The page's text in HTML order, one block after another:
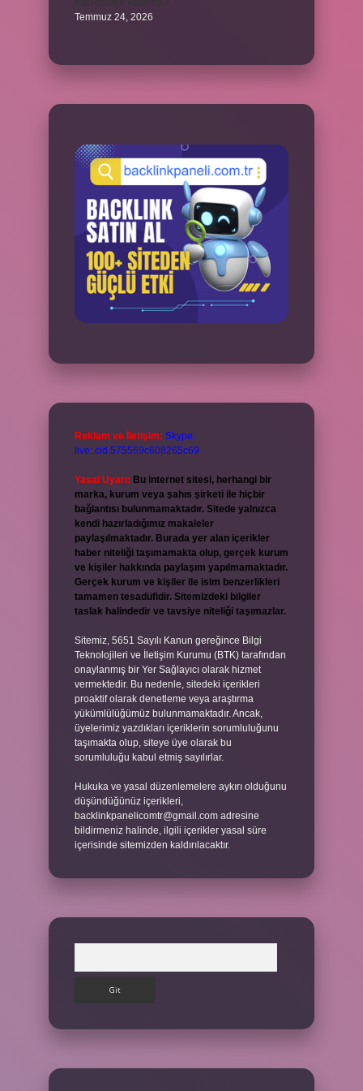
Temmuz 24, 2026
Reklam ve İletişim: Skype:
live:.cid.575569c608265c69
Yasal Uyarı: Bu internet sitesi, herhangi bir
marka, kurum veya şahıs şirketi ile hiçbir
bağlantısı bulunmamaktadır. Sitede yalnızca
kendi hazırladığımız makaleler
paylaşılmaktadır. Burada yer alan içerikler
haber niteliği taşımamakta olup, gerçek kurum
ve kişiler hakkında paylaşım yapılmamaktadır.
Gerçek kurum ve kişiler ile isim benzerlikleri
tamamen tesadüfidir. Sitemizdeki bilgiler
taslak halindedir ve tavsiye niteliği taşımazlar.
Sitemiz, 5651 Sayılı Kanun gereğince Bilgi
Teknolojileri ve İletişim Kurumu (BTK) tarafından
onaylanmış bir Yer Sağlayıcı olarak hizmet
vermektedir. Bu nedenle, sitedeki içerikleri
proaktif olarak denetleme veya araştırma
yükümlülüğümüz bulunmamaktadır. Ancak,
üyelerimiz yazdıkları içeriklerin sorumluluğunu
taşımakta olup, siteye üye olarak bu
sorumluluğu kabul etmiş sayılırlar.
Hukuka ve yasal düzenlemelere aykırı olduğunu
düşündüğünüz içerikleri,
backlinkpanelicomtr@gmail.com adresine
bildirmeniz halinde, ilgili içerikler yasal süre
içerisinde sitemizden kaldırılacaktır.